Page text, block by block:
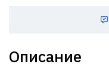
Описание